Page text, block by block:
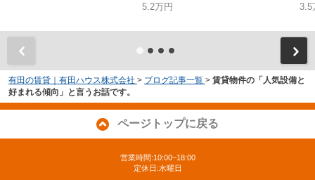
5.2万円
3.5
有田の賃貸｜有田ハウス株式会社 > ブログ記事一覧 > 賃貸物件の「人気設備と
好まれる傾向」と言うお話です。
ページトップに戻る
営業時間:10:00~18:00
定休日:水曜日